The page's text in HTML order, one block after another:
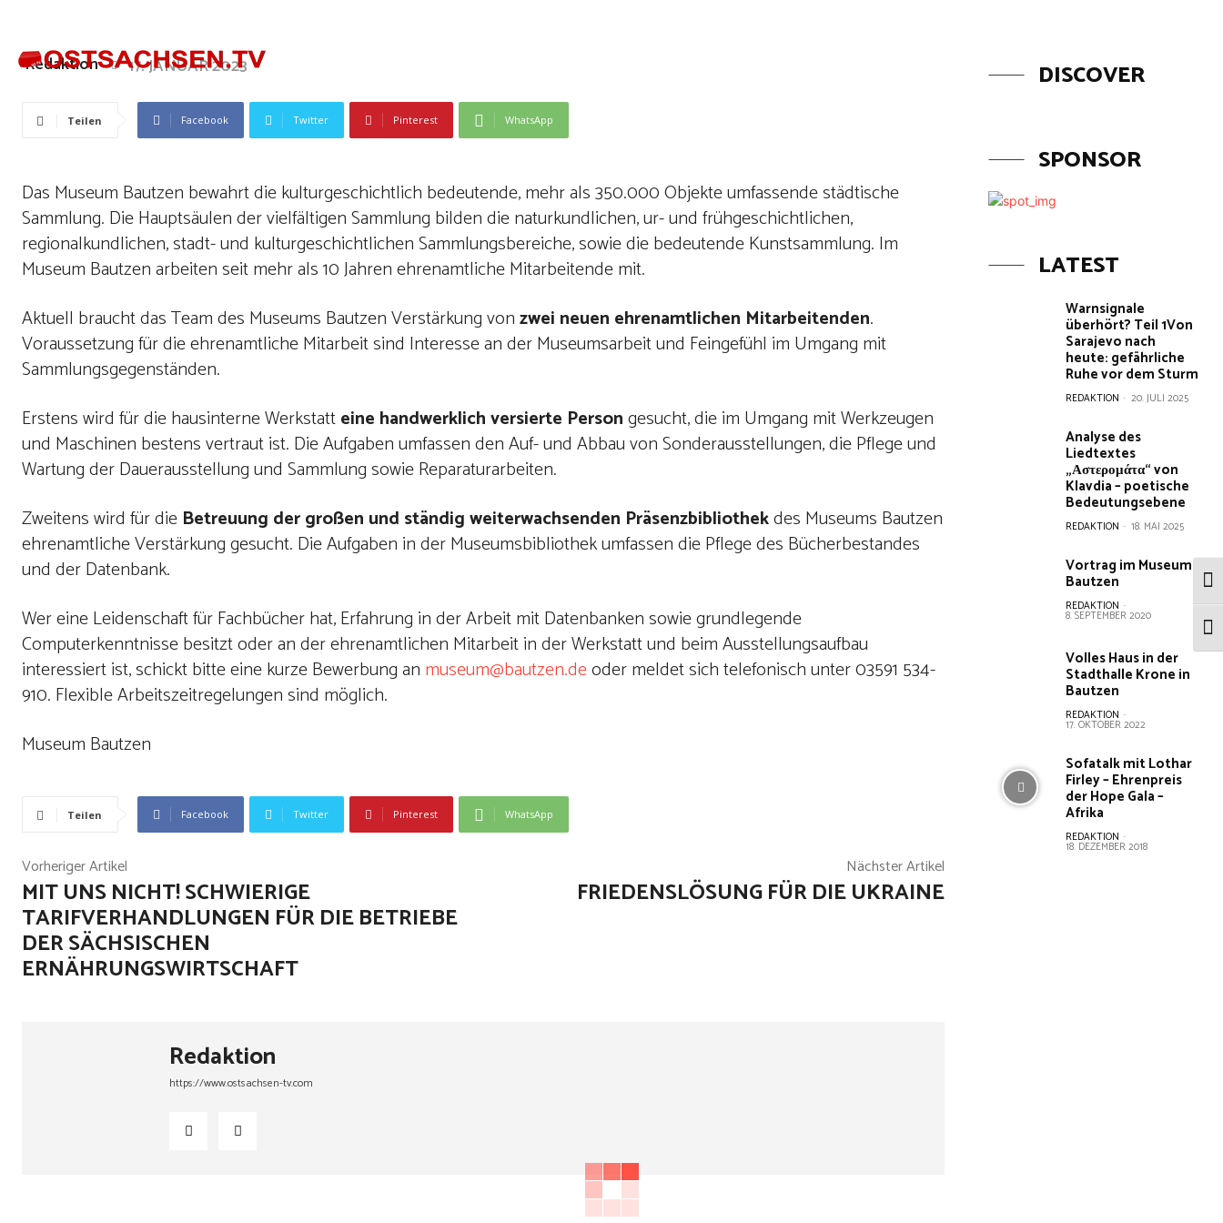
Redaktion 17. JANUAR 2023
Teilen Facebook Twitter Pinterest WhatsApp
Das Museum Bautzen bewahrt die kulturgeschichtlich bedeutende, mehr als 350.000 Objekte umfassende städtische
Sammlung. Die Hauptsäulen der vielfältigen Sammlung bilden die naturkundlichen, ur- und frühgeschichtlichen,
regionalkundlichen, stadt- und kulturgeschichtlichen Sammlungsbereiche, sowie die bedeutende Kunstsammlung. Im
Museum Bautzen arbeiten seit mehr als 10 Jahren ehrenamtliche Mitarbeitende mit.
Aktuell braucht das Team des Museums Bautzen Verstärkung vonzwei neuen ehrenamtlichen Mitarbeitenden.
Voraussetzung für die ehrenamtliche Mitarbeit sind Interesse an der Museumsarbeit und Feingefühl im Umgang mit
Sammlungsgegenständen.
Erstens wird für die hausinterne Werkstatteine handwerklich versierte Persongesucht, die im Umgang mit Werkzeugen
und Maschinen bestens vertraut ist. Die Aufgaben umfassen den Auf- und Abbau von Sonderausstellungen, die Pflege und
Wartung der Dauerausstellung und Sammlung sowie Reparaturarbeiten.
Zweitens wird für die Betreuung der großen und ständig weiterwachsenden Präsenzbibliothekdes Museums Bautzen
ehrenamtliche Verstärkung gesucht. Die Aufgaben in der Museumsbibliothek umfassen die Pflege des Bücherbestandes
und der Datenbank.
Wer eine Leidenschaft für Fachbücher hat, Erfahrung in der Arbeit mit Datenbanken sowie grundlegende
Computerkenntnisse besitzt oder an der ehrenamtlichen Mitarbeit in der Werkstatt und beim Ausstellungsaufbau
interessiert ist, schickt bitte eine kurze Bewerbung an museum@bautzen.deoder meldet sich telefonisch unter 03591 534-
910. Flexible Arbeitszeitregelungen sind möglich.
Museum Bautzen
Teilen Facebook Twitter Pinterest WhatsApp
Vorheriger Artikel
MIT UNS NICHT! SCHWIERIGE
TARIFVERHANDLUNGEN FÜR DIE BETRIEBE
DER SÄCHSISCHEN
ERNÄHRUNGSWIRTSCHAFT
Nächster Artikel
FRIEDENSLÖSUNG FÜR DIE UKRAINE
Redaktion
https://www.ostsachsen-tv.com
DISCOVER
SPONSOR
LATEST
Warnsignale
überhört? Teil 1Von
Sarajevo nach
heute: gefährliche
Ruhe vor dem Sturm
REDAKTION - 20. JULI 2025
Analyse des
Liedtextes
„Αστερομάτα“ von
Klavdia – poetische
Bedeutungsebene
REDAKTION - 18. MAI 2025
Vortrag im Museum
Bautzen
REDAKTION -
8. SEPTEMBER 2020
Volles Haus in der
Stadthalle Krone in
Bautzen
REDAKTION -
17. OKTOBER 2022
Sofatalk mit Lothar
Firley – Ehrenpreis
der Hope Gala –
Afrika
REDAKTION -
18. DEZEMBER 2018